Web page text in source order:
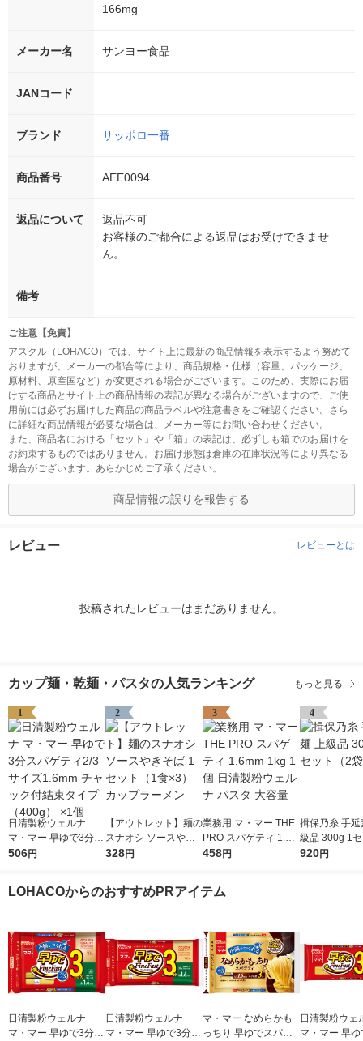
166mg
メーカー名 サンヨー食品
JANコード
ブランド サッポロ一番
商品番号 AEE0094
返品について
返品不可
お客様のご都合による返品はお受けできませ
ん。
備考
ご注意【免責】
アスクル（LOHACO）では、サイト上に最新の商品情報を表示するよう努めて
おりますが、メーカーの都合等により、商品規格・仕様（容量、パッケージ、
原材料、原産国など）が変更される場合がございます。このため、実際にお届
けする商品とサイト上の商品情報の表記が異なる場合がございますので、ご使
用前には必ずお届けした商品の商品ラベルや注意書きをご確認ください。さら
に詳細な商品情報が必要な場合は、メーカー等にお問い合わせください。
また、商品名における「セット」や「箱」の表記は、必ずしも箱でのお届けを
お約束するものではありません。お届け形態は倉庫の在庫状況等により異なる
場合がございます。あらかじめご了承ください。
商品情報の誤りを報告する
レビュー レビューとは
投稿されたレビューはまだありません。
カップ麺・乾麺・パスタの人気ランキング もっと見る
1
日清製粉ウェルナ
マ・マー 早ゆで3分ス
パゲティ2/3サイズ1.6
506円
2
【アウトレット】麺の
スナオシ ソースやき
そば 1セット（1食×
328円
3
業務用 マ・マー THE
PRO スパゲティ 1.6m
m 1kg 1個 日清製粉ウ
458円
4
揖保乃糸 手延
級品 300g 1
袋）
920円
LOHACOからのおすすめPRアイテム
日清製粉ウェルナ
マ・マー 早ゆで3分ス
日清製粉ウェルナ
マ・マー 早ゆで3分ス
マ・マー なめらかも
っちり 早ゆでスパゲ
日清製粉ウェ
マ・マー 早